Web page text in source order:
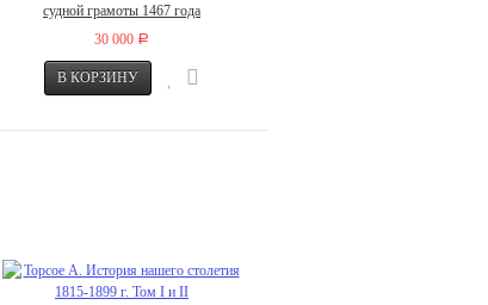
судной грамоты 1467 года
30 000 Р